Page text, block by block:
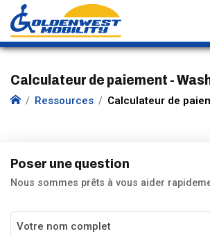
Calculateur de paiement -
Ressources Calculateur de
Poser une question
Nous sommes prêts à vous aider